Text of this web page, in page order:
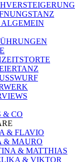
& CO
& FLAVIO
& MAURO
& MATTHIAS
& VIKTOR